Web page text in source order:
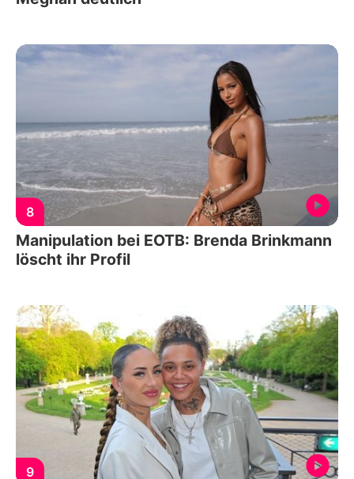
8
Manipulation bei EOTB: Brenda Brinkmann
löscht ihr Profil
9